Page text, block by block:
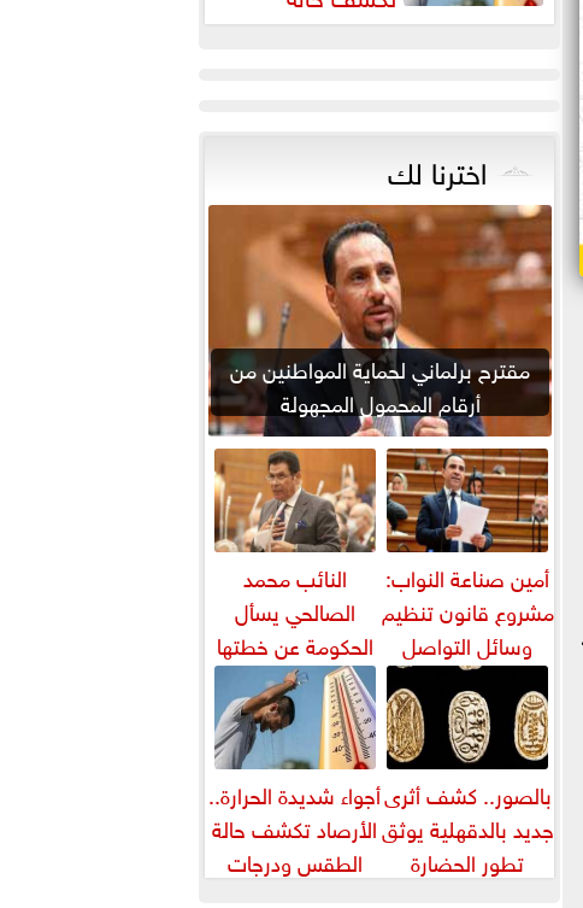
الطقس ودرجات الحرارة المتوقعة
اخترنا لك
مقترح برلماني لحماية المواطنين من
أرقام المحمول المجهولة
أمين صناعة النواب:
مشروع قانون تنظيم
وسائل التواصل
يواجه التزييف
العميق ويحمي...
النائب محمد
الصالحي يسأل
الحكومة عن خطتها
لمواجهة ارتفاع أسعار
اللحوم
بالصور.. كشف أثرى
جديد بالدقهلية يوثق
تطور الحضارة
أجواء شديدة الحرارة..
الأرصاد تكشف حالة
الطقس ودرجات